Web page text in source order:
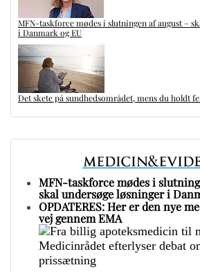
MFN-taskforce mødes i slutningen af august –
i Danmark og EU
Det skete på sundhedsområdet, mens du holdt
MFN-taskforce mødes i
skal undersøge løsninger i
OPDATERES: Her er den nye
vej gennem EMA